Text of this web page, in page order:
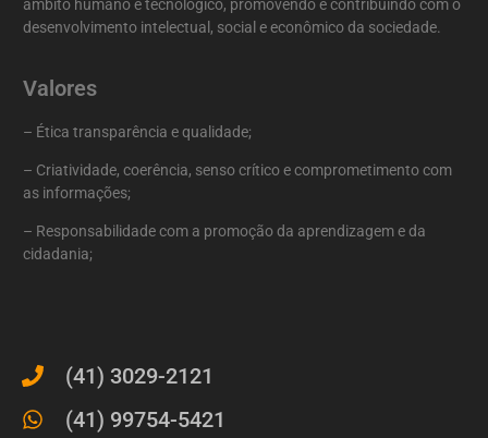
(41) 3029-2121
(41) 99754-5421
âmbito humano e tecnológico, promovendo e contribuindo com o
desenvolvimento intelectual, social e econômico da sociedade.
Valores
– Ética transparência e qualidade;
– Criatividade, coerência, senso crítico e comprometimento com
as informações;
– Responsabilidade com a promoção da aprendizagem e da
cidadania;